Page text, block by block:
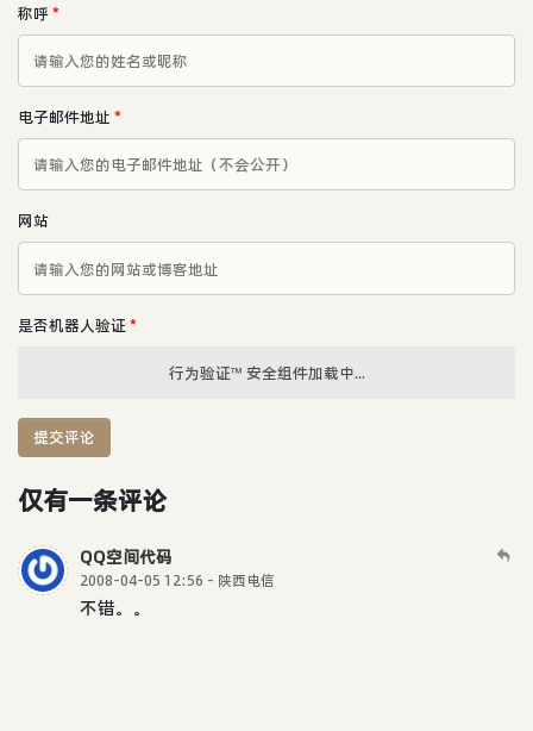
称呼*
电子邮件地址 *
网站
是否机器人验证 *
行为验证™ 安全组件加载中...
提交评论
仅有一条评论
QQ空间代码
2008-04-05 12:56 - 陕西电信
不错。。